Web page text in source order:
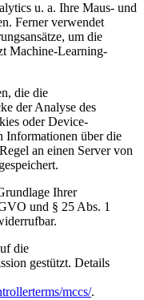
u. a. Ihre Maus- und
Ferner verwendet
um die
Machine-Learning-
die die
der Analyse des
oder Device-
Informationen über die
an einen Server von
Ihrer
und § 25 Abs. 1
die
gestützt. Details
mccs/.